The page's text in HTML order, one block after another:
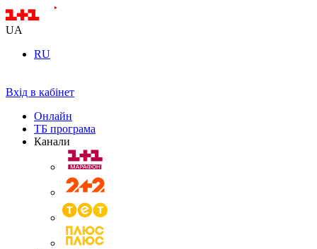
UA
RU
Вхід в кабінет
Онлайн
ТБ програма
Канали